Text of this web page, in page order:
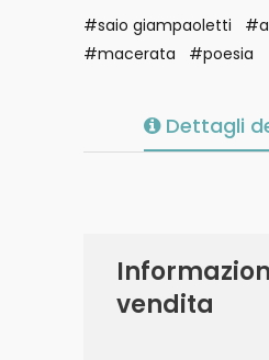
#saio giampaoletti
#macerata
#poesia
Dettagli
vendita